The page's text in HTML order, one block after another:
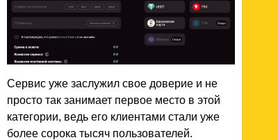
Сервис уже заслужил свое доверие и не
просто так занимает первое место в этой
категории, ведь его клиентами стали уже
более сорока тысяч пользователей.